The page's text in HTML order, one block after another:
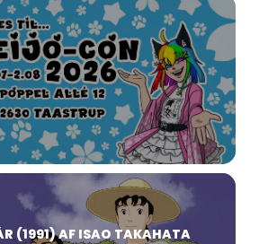
(1991) AF ISAO TAKAHATA